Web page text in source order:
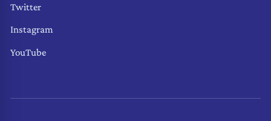
Twitter
Instagram
YouTube